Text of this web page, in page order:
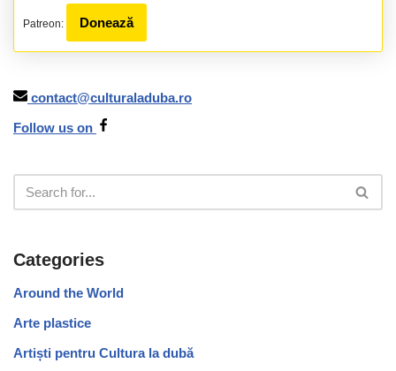
Patreon: Donează
contact@culturaladuba.ro
Follow us on
Categories
Around the World
Arte plastice
Artiști pentru Cultura la dubă